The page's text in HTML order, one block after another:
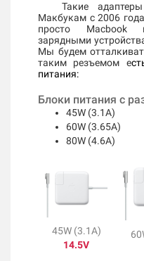
Такие
Макбукам с 2006
просто Macbook
зарядными
Мы будем
таким резъемом е
питания:
Блоки питания с
45W (3.1A)
60W (3.65A)
80W (4.6A)
45W (3.1A)
14.5V